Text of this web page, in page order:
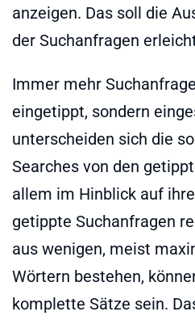
anzeigen. Das soll die
der Suchanfragen
Immer mehr
eingetippt, sondern
unterscheiden sich die
Searches von den
allem im Hinblick auf
getippte Suchanfragen
aus wenigen, meist
Wörtern bestehen,
komplette Sätze sein.